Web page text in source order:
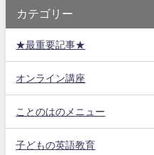
カテゴリー
★最重要記事★
オンライン講座
ことのはのメニュー
子どもの英語教育